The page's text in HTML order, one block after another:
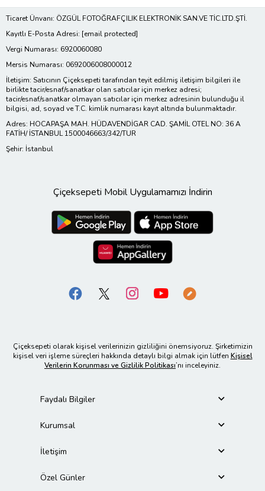
Ticaret Ünvanı: ÖZGÜL FOTOĞRAFÇILIK ELEKTRONİK SAN.VE TİC.LTD.ŞTİ.
Kayıtlı E-Posta Adresi: [email protected]
Vergi Numarası: 6920060080
Mersis Numarası: 0692006008000012
İletişim: Satıcının Çiçeksepeti tarafından teyit edilmiş iletişim bilgileri ile
birlikte tacir/esnaf/sanatkar olan satıcılar için merkez adresi;
tacir/esnaf/sanatkar olmayan satıcılar için merkez adresinin bulunduğu il
bilgisi, ad, soyad ve T.C. kimlik numarası kayıt altında bulunmaktadır.
Adres: HOCAPAŞA MAH. HÜDAVENDİGAR CAD. ŞAMİL OTEL NO: 36 A
FATİH/ İSTANBUL 1500046663/342/TUR
Şehir: İstanbul
Çiçeksepeti Mobil Uygulamamızı İndirin
Çiçeksepeti olarak kişisel verilerinizin gizliliğini önemsiyoruz. Şirketimizin
kişisel veri işleme süreçleri hakkında detaylı bilgi almak için lütfen Kişisel
Verilerin Korunması ve Gizlilik Politikası’nı inceleyiniz.
Faydalı Bilgiler
Kurumsal
İletişim
Özel Günler